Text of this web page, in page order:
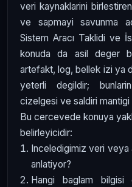
veri kaynaklarini
ve sapmayi savunma
Sistem Aracı Taklidi ve
konuda da asil deger
artefakt, log, bellek izi ya
yeterli degildir;
cizelgesi ve saldiri mantigi
Bu cercevede konuya
belirleyicidir:
Inceledigimiz veri
anlatiyor?
Hangi baglam